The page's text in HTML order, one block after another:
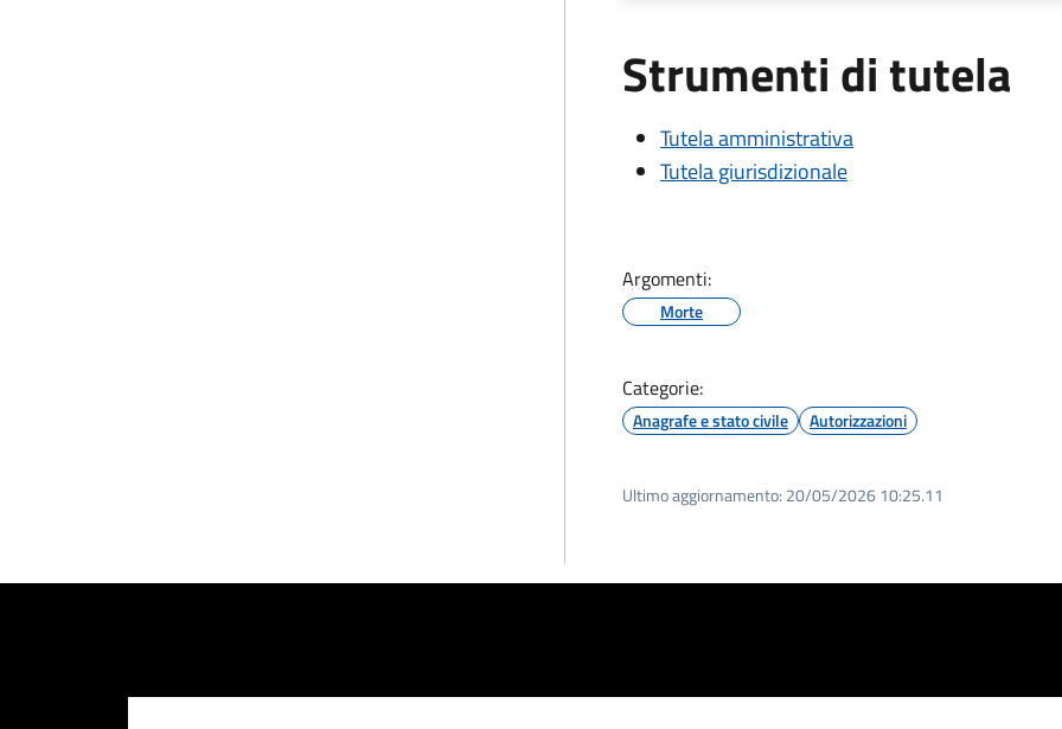
Strumenti di tutela
Tutela amministrativa
Tutela giurisdizionale
Argomenti:
Morte
Categorie:
Anagrafe e stato civile Autorizzazioni
Ultimo aggiornamento: 20/05/2026 10:25.11